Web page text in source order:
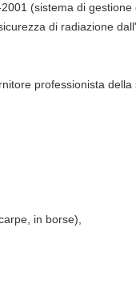
(sistema di
di radiazione
professionista
in borse),